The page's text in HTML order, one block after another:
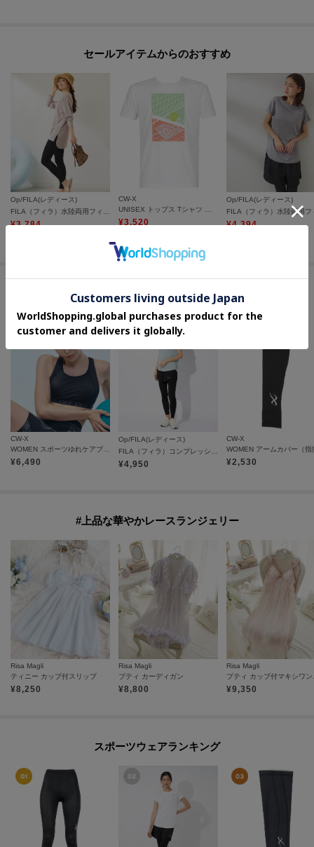
セールアイテムからのおすすめ
Op/FILA(レディース)
FILA（フィラ）水陸両用フィットネスウェア 2点セット
¥3,784
CW-X
UNISEX トップス Tシャツ 半袖 3分袖 Uネック メッシュ素材 DLR195
¥3,520
Op/FILA(レディース)
¥4,394
#マルチに使えるスポーツウェア
CW-X
¥6,490
Op/FILA(レディース)
¥4,950
CW-X
¥2,530
#上品な華やかレースランジェリー
Risa Magli
ティニー カップ付スリップ
¥8,250
Risa Magli
プティ カーディガン
¥8,800
Risa Magli
プ
¥9,350
スポーツウェアランキング